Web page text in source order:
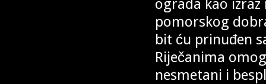
ograda kao
pomorskog
bit ću prinuđen
Riječanima
nesmetani i